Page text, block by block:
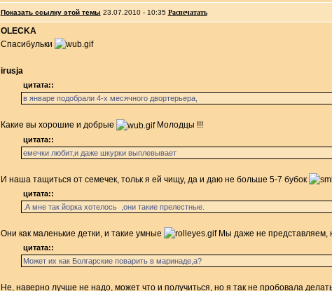
Показать ссылку этой темы 23.07.2010 - 10:35 Распечатать
OLECKA
Спасибульки
irusja
цитата::
в январе подобрали 4-х месячного двортерьера,
Какие вы хорошие и добрые Молодцы !!!
цитата::
емечки любит,и даже шкурки выплевывает
И наша тащиться от семечек, тольк я ей чищу, да и даю не больше 5-7 бубок
цитата::
.А мне так йорка хотелось ,они такие прелестные.
Они как маленькие детки, и такие умные Мы даже не представляем,
цитата::
Может их как Болгарские поварить в маринаде,а?
Не, наверно лучше не надо, может что и получиться, но я так не пробовала